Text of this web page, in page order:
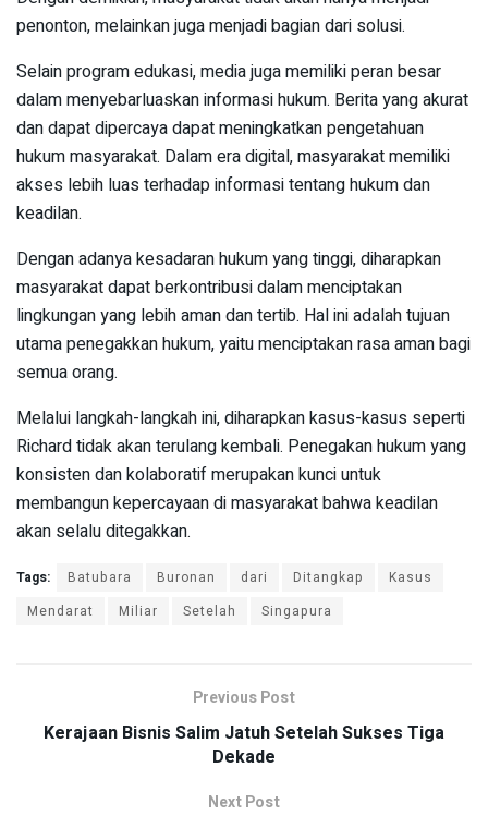
penonton, melainkan juga menjadi bagian dari solusi.
Selain program edukasi, media juga memiliki peran besar
dalam menyebarluaskan informasi hukum. Berita yang akurat
dan dapat dipercaya dapat meningkatkan pengetahuan
hukum masyarakat. Dalam era digital, masyarakat memiliki
akses lebih luas terhadap informasi tentang hukum dan
keadilan.
Dengan adanya kesadaran hukum yang tinggi, diharapkan
masyarakat dapat berkontribusi dalam menciptakan
lingkungan yang lebih aman dan tertib. Hal ini adalah tujuan
utama penegakkan hukum, yaitu menciptakan rasa aman bagi
semua orang.
Melalui langkah-langkah ini, diharapkan kasus-kasus seperti
Richard tidak akan terulang kembali. Penegakan hukum yang
konsisten dan kolaboratif merupakan kunci untuk
membangun kepercayaan di masyarakat bahwa keadilan
akan selalu ditegakkan.
Tags: Batubara Buronan dari Ditangkap
Kasus
Mendarat
Miliar Setelah Singapura
Previous Post
Kerajaan Bisnis Salim Jatuh Setelah Sukses Tiga
Dekade
Next Post